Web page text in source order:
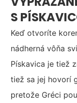
S
Keď otvoríte
nádherná vôňa
Pískavica je tiež
tiež sa jej hovorí
pretože Gréci